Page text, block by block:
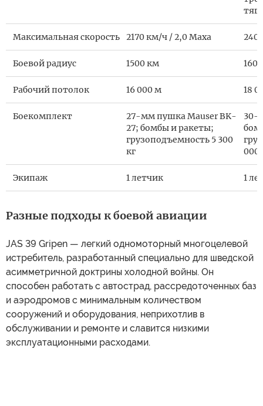
Максимальная скорость 2170 км/ч / 2,0 Маха
Боевой радиус 1500 км
Рабочий потолок 16 000 м 18
Боекомплект
27-мм пушка Mauser BK-
27; бомбы и ракеты;
грузоподъемность 5 300
кг
30-
000
Экипаж 1 летчик 1
Разные подходы к боевой авиации
JAS 39 Gripen — легкий одномоторный многоцелевой
истребитель, разработанный специально для шведской
асимметричной доктрины холодной войны. Он
способен работать с автострад, рассредоточенных баз
и аэродромов с минимальным количеством
сооружений и оборудования, неприхотлив в
обслуживании и ремонте и славится низкими
эксплуатационными расходами.